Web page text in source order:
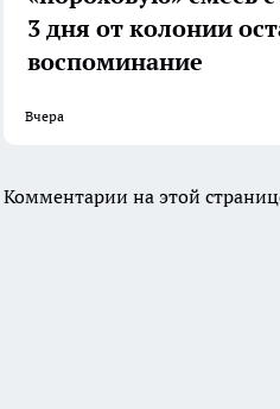
3 дня от колонии
воспоминание
Вчера
Комментарии на этой